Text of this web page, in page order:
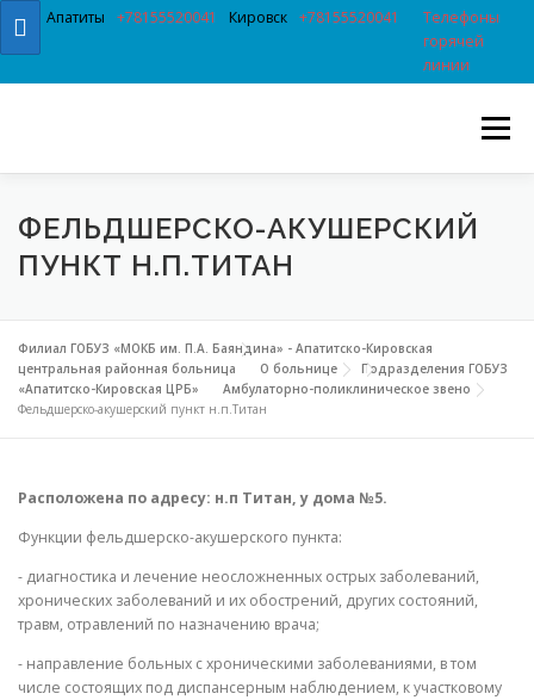
Перейти к содержимому
Апатиты +78155520041 Кировск +78155520041
Телефоны
горячей
линии
Меню
ФЕЛЬДШЕРСКО-АКУШЕРСКИЙ
ПУНКТ Н.П.ТИТАН
Филиал ГОБУЗ «МОКБ им. П.А. Баяндина» - Апатитско-Кировская
центральная районная больница
О больнице
Подразделения ГОБУЗ
«Апатитско-Кировская ЦРБ»
Амбулаторно-поликлиническое звено
Фельдшерско-акушерский пункт н.п.Титан
Расположена по адресу: н.п Титан, у дома №5.
Функции фельдшерско-акушерского пункта:
- диагностика и лечение неосложненных острых заболеваний,
хронических заболеваний и их обострений, других состояний,
травм, отравлений по назначению врача;
- направление больных с хроническими заболеваниями, в том
числе состоящих под диспансерным наблюдением, к участковому